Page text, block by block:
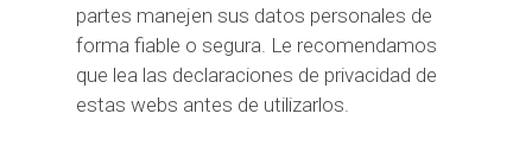
partes manejen sus datos personales de
forma fiable o segura. Le recomendamos
que lea las declaraciones de privacidad de
estas webs antes de utilizarlos.